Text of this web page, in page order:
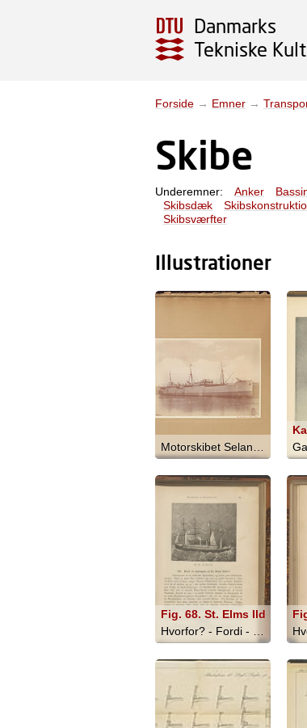
Danmarks
Tekniske
Forside → Emner →
Skibe
Underemner: Anker
Skibsdæk
Skibsværfter
Illustrationer
Fig. 68. St. Elms Ild